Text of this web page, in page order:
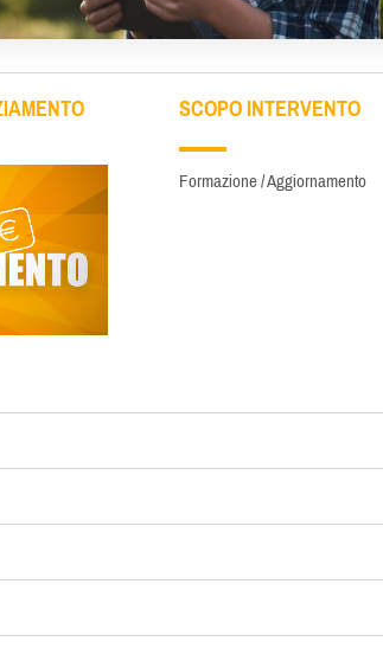
SCOPO INTERVENTO
Formazione / Aggiornamento